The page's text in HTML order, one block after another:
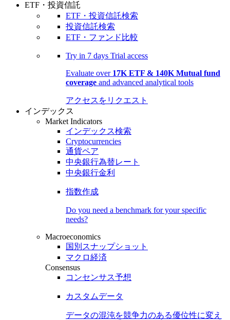
ETF・投資信託
ETF・投資信託検索
投資信託検索
ETF・ファンド比較
Try in 7 days Trial access
Evaluate over 17K ETF & 140K Mutual fund
coverage and advanced analytical tools
アクセスをリクエスト
インデックス
Market Indicators
インデックス検索
Cryptocurrencies
通貨ペア
中央銀行為替レート
中央銀行金利
指数作成
Do you need a benchmark for your specific
needs?
Macroeconomics
国別スナップショット
マクロ経済
Consensus
コンセンサス予想
カスタムデータ
データの混沌を競争力のある優位性に変え